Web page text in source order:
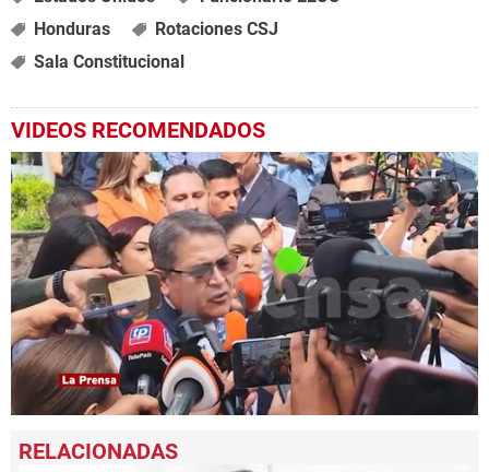
Honduras
Rotaciones CSJ
Sala Constitucional
VIDEOS RECOMENDADOS
seconds
of